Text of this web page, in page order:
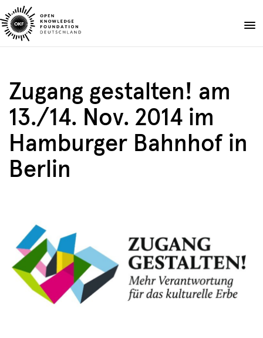
Skip
to
Projekte
Publikationen
Blog
Zugang gestalten! am
13./14. Nov. 2014 im
Hamburger Bahnhof in
Berlin